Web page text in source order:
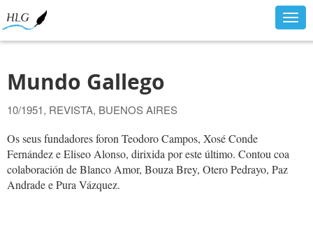
Mundo Gallego
10/1951, REVISTA, BUENOS AIRES
Os seus fundadores foron Teodoro Campos, Xosé Conde
Fernández e Eliseo Alonso, dirixida por este último. Contou coa
colaboración de Blanco Amor, Bouza Brey, Otero Pedrayo, Paz
Andrade e Pura Vázquez.